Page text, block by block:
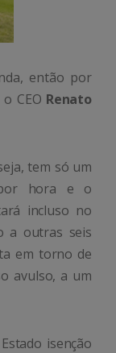
então por
CEO Renato
tem só um
hora e o
incluso no
a outras seis
em torno de
avulso, a um
isenção